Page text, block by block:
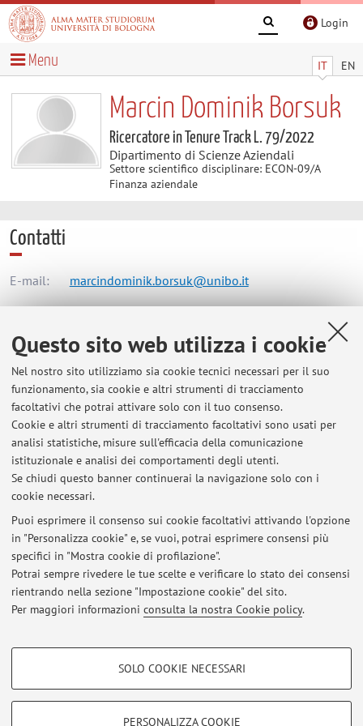
Questo sito web utilizza i cookie
Nel nostro sito utilizziamo sia cookie tecnici necessari per il suo
funzionamento, sia cookie e altri strumenti di tracciamento
facoltativi che potrai attivare solo con il tuo consenso.
Cookie e altri strumenti di tracciamento facoltativi sono usati per
analisi statistiche, misure sull'efficacia della comunicazione
istituzionale e analisi dei comportamenti degli utenti.
Se chiudi questo banner continuerai la navigazione solo con i
cookie necessari.
Puoi esprimere il consenso sui cookie facoltativi attivando l'opzione
in "Personalizza cookie" e, se vuoi, potrai esprimere consensi più
specifici in "Mostra cookie di profilazione".
Potrai sempre rivedere le tue scelte e verificare lo stato dei consensi
rientrando nella sezione "Impostazione cookie" del sito.
Per maggiori informazioni consulta la nostra Cookie policy.
COOKIE DI PROFILAZIONE - FACOLTATIVI
SOLO COOKIE NECESSARI
PERSONALIZZA COOKIE
Login
IT EN
Menu
Marcin Dominik Borsuk
Ricercatore in Tenure Track L. 79/2022
Dipartimento di Scienze Aziendali
Settore scientifico disciplinare: ECON-09/A
Finanza aziendale
Contatti
E-mail: marcindominik.borsuk@unibo.it
Dipartimento di Scienze Aziendali
Via Capo di Lucca 34, Bologna -
Vai alla mappa
Orario di ricevimento
Su appuntamento. Si prega di contattarmi via e-mail per
concordare un incontro.
Ultimi avvisi
Al momento non sono presenti avvisi.
Area riservata
Accedi tramiteloginper gestire tutti i contenuti del sito.